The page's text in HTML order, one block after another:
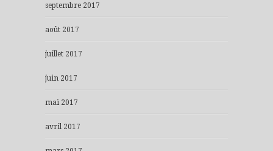
septembre 2017
août 2017
juillet 2017
juin 2017
mai 2017
avril 2017